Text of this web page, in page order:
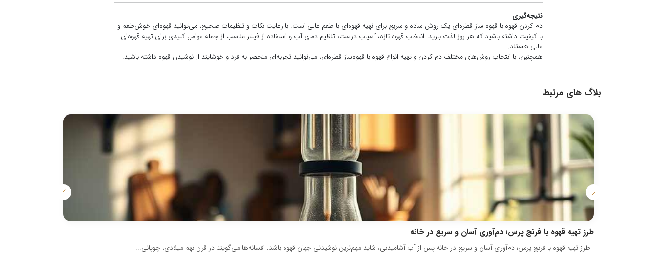
نتیجه‌گیری
دم کردن قهوه با قهوه‌ ساز قطره‌ای یک روش ساده و سریع برای تهیه قهوه‌ای با طعم عالی است. با رعایت نکات و تنظیمات صحیح، می‌توانید قهوه‌ای خوش‌طعم و
با کیفیت داشته باشید که هر روز لذت ببرید. انتخاب قهوه تازه، آسیاب درست، تنظیم دمای آب و استفاده از فیلتر مناسب از جمله عوامل کلیدی برای تهیه قهوه‌ای
عالی هستند.
همچنین، با انتخاب روش‌های مختلف دم کردن و تهیه انواع قهوه با قهوه‌ساز قطره‌ای، می‌توانید تجربه‌ای منحصر به فرد و خوشایند از نوشیدن قهوه داشته باشید.
بلاگ های مرتبط
طرز تهیه قهوه با فرنچ پرس؛ دم‌آوری آسان و سریع در خانه
طرز تهیه قهوه با فرنچ پرس؛ دم‌آوری آسان و سریع در خانه پس از آب آشامیدنی، شاید مهم‌ترین نوشیدنی جهان قهوه باشد. افسانه‌ها می‌گویند در قرن نهم میلادی، چوپانی...